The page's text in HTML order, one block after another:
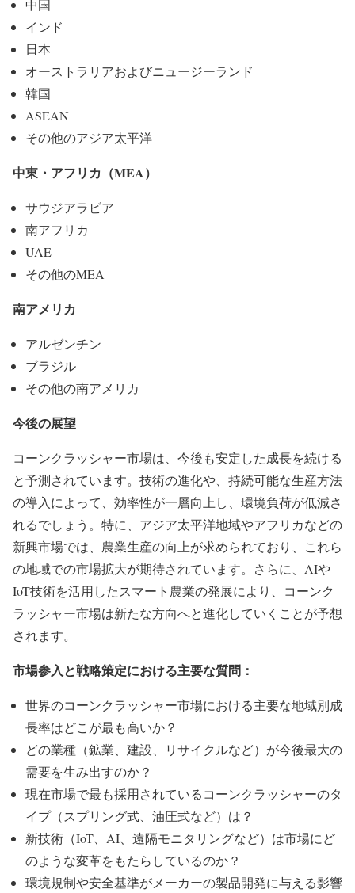
中国
インド
日本
オーストラリアおよびニュージーランド
韓国
ASEAN
その他のアジア太平洋
中東・アフリカ（MEA）
サウジアラビア
南アフリカ
UAE
その他のMEA
南アメリカ
アルゼンチン
ブラジル
その他の南アメリカ
今後の展望
コーンクラッシャー市場は、今後も安定した成長を続ける
と予測されています。技術の進化や、持続可能な生産方法
の導入によって、効率性が一層向上し、環境負荷が低減さ
れるでしょう。特に、アジア太平洋地域やアフリカなどの
新興市場では、農業生産の向上が求められており、これら
の地域での市場拡大が期待されています。さらに、AIや
IoT技術を活用したスマート農業の発展により、コーンク
ラッシャー市場は新たな方向へと進化していくことが予想
されます。
市場参入と戦略策定における主要な質問：
世界のコーンクラッシャー市場における主要な地域別成
長率はどこが最も高いか？
どの業種（鉱業、建設、リサイクルなど）が今後最大の
需要を生み出すのか？
現在市場で最も採用されているコーンクラッシャーのタ
イプ（スプリング式、油圧式など）は？
新技術（IoT、AI、遠隔モニタリングなど）は市場にど
のような変革をもたらしているのか？
環境規制や安全基準がメーカーの製品開発に与える影響